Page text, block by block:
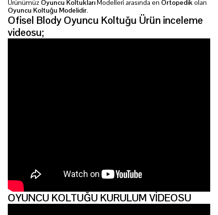
Ürünümüz Oyuncu Koltukları Modelleri arasında en Ortopedikolan
Oyuncu Koltuğu Modelidir.
Ofisel Blody Oyuncu Koltuğu Ürün inceleme
videosu;
OYUNCU KOLTUĞU KURULUM VİDEOSU